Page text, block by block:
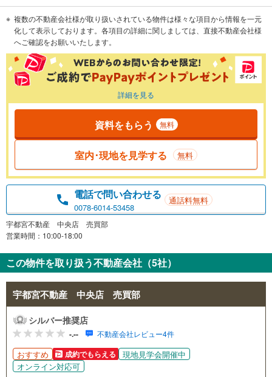
複数の不動産会社様が取り扱いされている物件は様々な項目から情報を一元
化して表示しております。各項目の詳細に関しましては、直接不動産会社様
へご確認をお願いいたします。
詳細を見る
資料をもらう 無料
室内･現地を見学する 無料
電話で問い合わせる
0078-6014-53458
通話料無料
宇都宮不動産 中央店 売買部
営業時間：10:00-18:00
この物件を取り扱う不動産会社（5社）
宇都宮不動産 中央店 売買部
シルバー推奨店
-.-- 不動産会社レビュー4件
おすすめ 成約でもらえる
現地見学会開催中
オンライン対応可